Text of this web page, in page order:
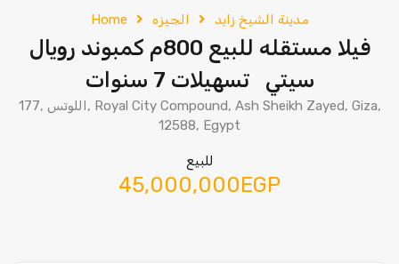
Home الجيزه مدينة الشيخ زايد
فيلا مستقله للبيع 800م كمبوند رويال
سيتي تسهيلات 7 سنوات
177, اللوتس, Royal City Compound, Ash Sheikh Zayed, Giza,
12588, Egypt
للبيع
45,000,000EGP